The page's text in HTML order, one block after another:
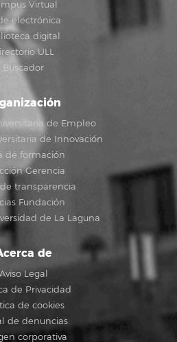
Virtual
electrónica
digital
ULL
Buscador
de Empleo
de Innovación
de formación
Gerencia
transparencia
Fundación
de La Laguna
de
Legal
de Privacidad
de cookies
de denuncias
corporativa